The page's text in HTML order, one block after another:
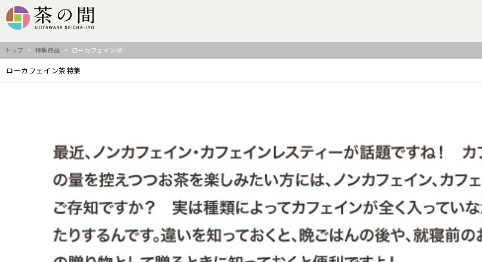
トップ > 特集商品 > ローカフェイン茶
ローカフェイン茶特集